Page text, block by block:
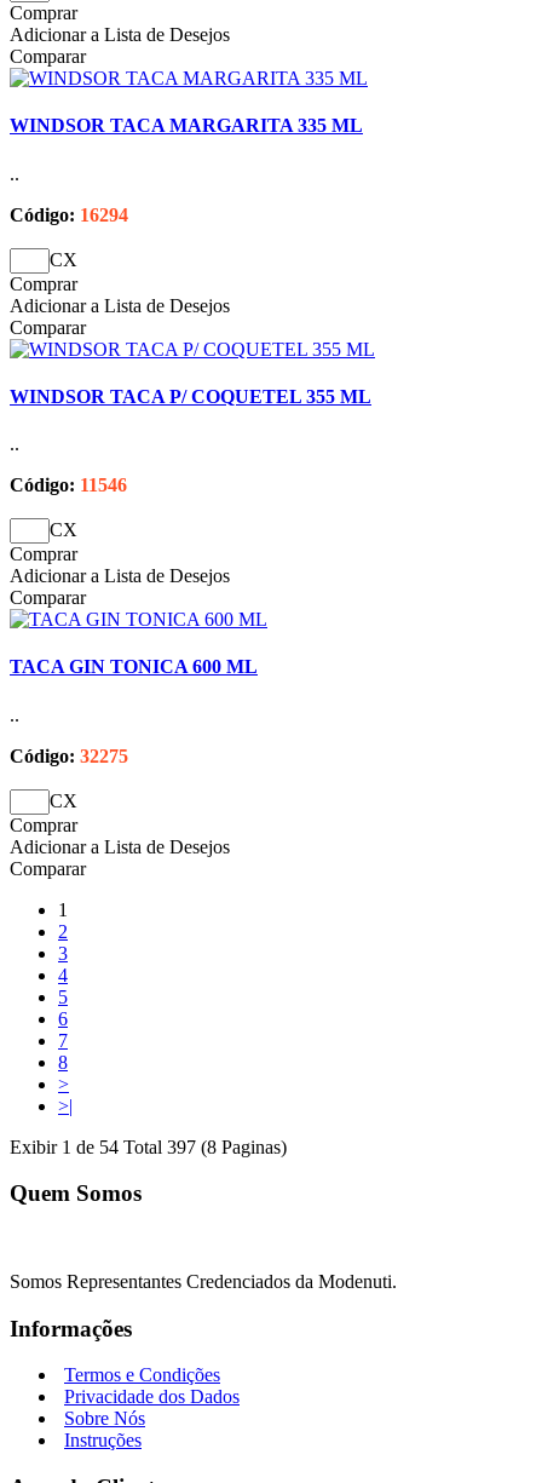
Comprar
Adicionar a Lista de Desejos
Comparar
WINDSOR TACA MARGARITA 335 ML
..
Código: 16294
CX
Comprar
Adicionar a Lista de Desejos
Comparar
WINDSOR TACA P/ COQUETEL 355 ML
..
Código: 11546
CX
Comprar
Adicionar a Lista de Desejos
Comparar
TACA GIN TONICA 600 ML
..
Código: 32275
CX
Comprar
Adicionar a Lista de Desejos
Comparar
1
2
3
4
5
6
7
8
>
>|
Exibir 1 de 54 Total 397 (8 Paginas)
Quem Somos
Somos Representantes Credenciados da Modenuti.
Informações
Termos e Condições
Privacidade dos Dados
Sobre Nós
Instruções